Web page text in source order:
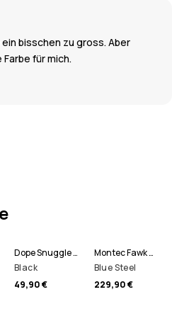
bisschen zu gross. Aber
für mich.
Dope Snuggle W Funktionshose Damen
Black
49,90 €
Montec Fawk W Snowboardjacke Damen
Blue Steel
229,90 €